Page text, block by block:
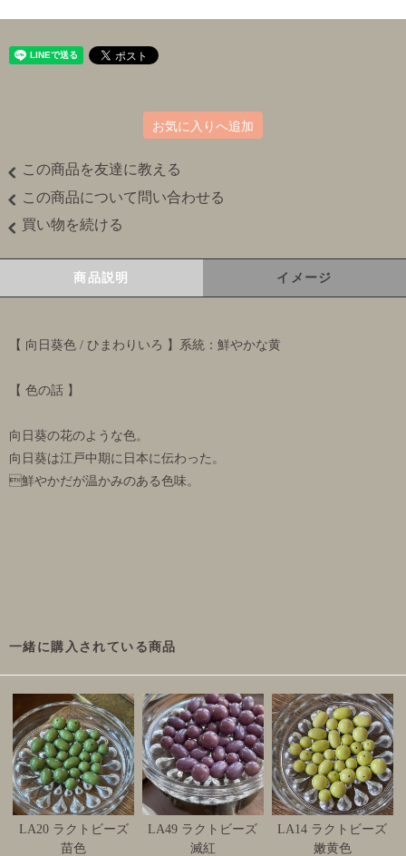
お気に入りへ追加
この商品を友達に教える
この商品について問い合わせる
買い物を続ける
商品説明 イメージ
【 向日葵色 / ひまわりいろ 】系統：鮮やかな黄
【 色の話 】
向日葵の花のような色。
向日葵は江戸中期に日本に伝わった。
鮮やかだが温かみのある色味。
一緒に購入されている商品
LA20 ラクトビーズ
苗色
LA49 ラクトビーズ
滅紅
LA14 ラクトビーズ
嫩黄色